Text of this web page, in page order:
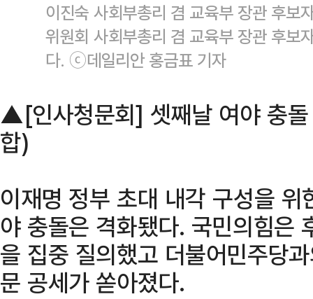
이진숙 사회부총리 겸 교육부 장관 후보
위원회 사회부총리 겸 교육부 장관 후보
다. ⓒ데일리안 홍금표 기자
▲[인사청문회] 셋째날 여야 충
합)
이재명 정부 초대 내각 구성을
야 충돌은 격화됐다. 국민의힘은
을 집중 질의했고 더불어민주당
문 공세가 쏟아졌다.